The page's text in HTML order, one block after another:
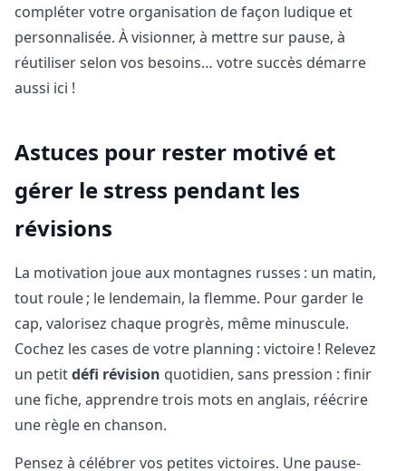
compléter votre organisation de façon ludique et
personnalisée. À visionner, à mettre sur pause, à
réutiliser selon vos besoins… votre succès démarre
aussi ici !
Astuces pour rester motivé et
gérer le stress pendant les
révisions
La motivation joue aux montagnes russes : un matin,
tout roule ; le lendemain, la flemme. Pour garder le
cap, valorisez chaque progrès, même minuscule.
Cochez les cases de votre planning : victoire ! Relevez
un petitdéfi révision quotidien, sans pression : finir
une fiche, apprendre trois mots en anglais, réécrire
une règle en chanson.
Pensez à célébrer vos petites victoires. Une pause-